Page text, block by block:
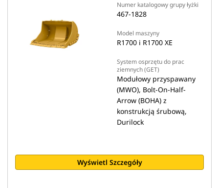
Numer katalogowy grupy łyżki
467-1828
Model maszyny
R1700 i R1700 XE
System osprzętu do prac
ziemnych (GET)
Modułowy przyspawany
(MWO), Bolt-On-Half-
Arrow (BOHA) z
konstrukcją śrubową,
Durilock
Wyświetl Szczegóły